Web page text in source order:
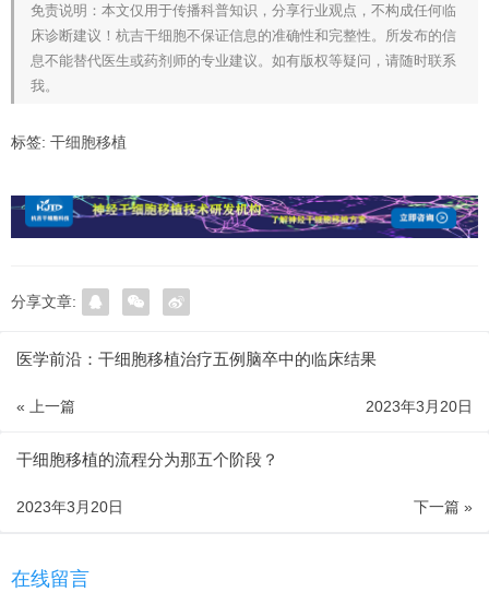
免责说明：本文仅用于传播科普知识，分享行业观点，不构成任何临
床诊断建议！杭吉干细胞不保证信息的准确性和完整性。所发布的信
息不能替代医生或药剂师的专业建议。如有版权等疑问，请随时联系
我。
标签: 干细胞移植
分享文章:
医学前沿：干细胞移植治疗五例脑卒中的临床结果
« 上一篇 2023年3月20日
干细胞移植的流程分为那五个阶段？
下一篇 »
2023年3月20日
在线留言